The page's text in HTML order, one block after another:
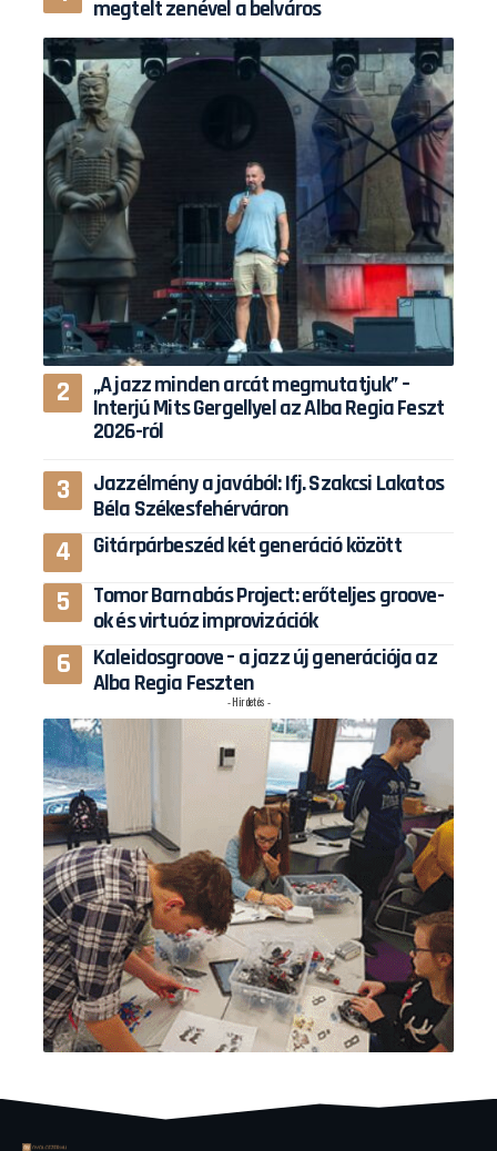
megtelt zenével a belváros
„A jazz minden arcát megmutatjuk” –
Interjú Mits Gergellyel az Alba Regia Feszt
2026-ról
Jazzélmény a javából: Ifj. Szakcsi Lakatos
Béla Székesfehérváron
Gitárpárbeszéd két generáció között
Tomor Barnabás Project: erőteljes groove-
ok és virtuóz improvizációk
Kaleidosgroove – a jazz új generációja az
Alba Regia Feszten
- Hirdetés -